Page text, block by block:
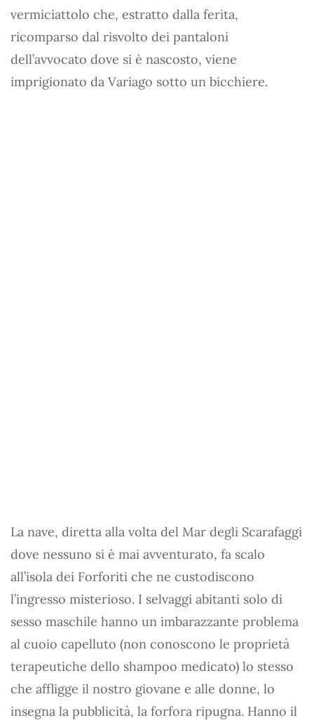
vermiciattolo che, estratto dalla ferita,
ricomparso dal risvolto dei pantaloni
dell’avvocato dove si è nascosto, viene
imprigionato da Variago sotto un bicchiere.
La nave, diretta alla volta del Mar degli Scarafaggi
dove nessuno si è mai avventurato, fa scalo
all’isola dei Forforiti che ne custodiscono
l’ingresso misterioso. I selvaggi abitanti solo di
sesso maschile hanno un imbarazzante problema
al cuoio capelluto (non conoscono le proprietà
terapeutiche dello shampoo medicato) lo stesso
che affligge il nostro giovane e alle donne, lo
insegna la pubblicità, la forfora ripugna. Hanno il